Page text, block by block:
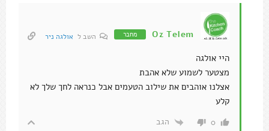
Oz Telem מחבר השב ל אולגה ניר
היי אולגה
מצטער לשמוע שלא אהבת
אצלנו אוהבים את שילוב הטעמים אבל כנראה לחך שלך לא
קלע
0 הגב